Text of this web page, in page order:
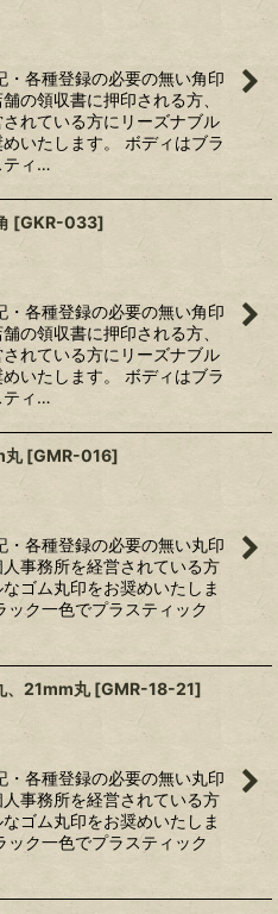
・各種登録の必要の無い角印
の領収書に押印される方、
れている方にリーズナブル
いたします。 ボディはブラ
ティ…
[GKR-033]
・各種登録の必要の無い角印
の領収書に押印される方、
れている方にリーズナブル
いたします。 ボディはブラ
ティ…
丸 [GMR-016]
・各種登録の必要の無い丸印
事務所を経営されている方
ゴム丸印をお奨めいたしま
ック一色でプラスティック
、21mm丸 [GMR-18-21]
・各種登録の必要の無い丸印
事務所を経営されている方
ゴム丸印をお奨めいたしま
ック一色でプラスティック